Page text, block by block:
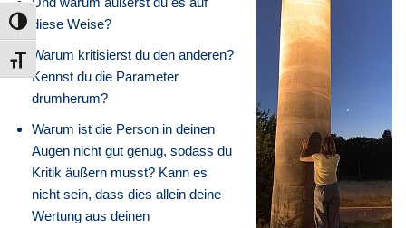
Umschalten auf hohe Kontraste
Schrift vergrößern
diese Weise?
Warum kritisierst du den anderen?
Kennst du die Parameter
drumherum?
Warum ist die Person in deinen
Augen nicht gut genug, sodass du
Kritik äußern musst? Kann es
nicht sein, dass dies allein deine
Wertung aus deinen